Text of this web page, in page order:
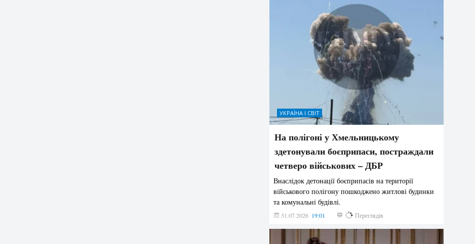
УКРАЇНА І СВІТ
На полігоні у Хмельницькому
здетонували боєприпаси, постраждали
четверо військових – ДБР
Внаслідок детонації боєприпасів на території
військового полігону пошкоджено житлові будинки
та комунальні будівлі.
31.07.2026 19:01 179 Переглядів